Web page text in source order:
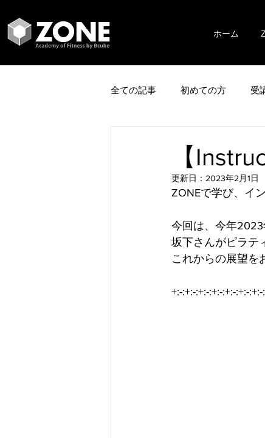
ホーム
全ての記事 初めての方 受
【
更新日： 2023年2月1日
ZONEで学び、イ
今回は、今年
坂下さんがピラテ
これからの展望を
+:-:+:-:+:-:+:-:+:-:+:-